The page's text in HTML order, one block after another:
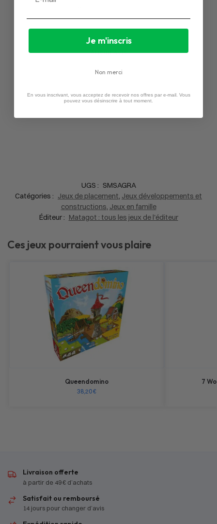
Aucun avis
UGS : SMSAGRA
Catégories : Jeux de placement, Jeux développements et
constructions, Jeux en famille
Éditeur : Matagot : tous les jeux de l'éditeur
Ces jeux pourraient vous plaire
Queendomino
38,20€
7
Livraison offerte
à partir de 49 € d’achats
Satisfait ou remboursé
14 jours pour changer d’avis
Je m'inscris
Non merci
En vous inscrivant, vous acceptez de recevoir nos offres par e-mail. Vous
pouvez vous désinscrire à tout moment.